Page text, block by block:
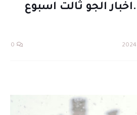
الجو ثالت اسبوع
0